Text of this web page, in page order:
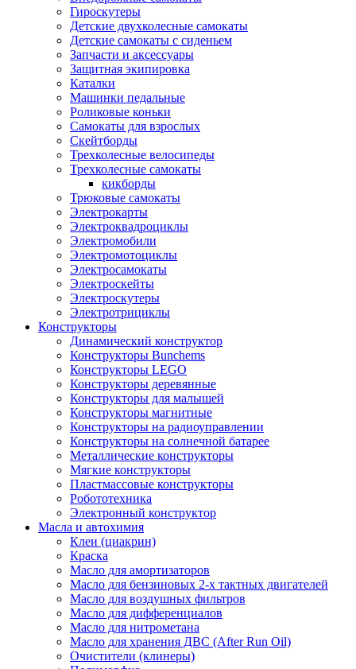
Гироскутеры
Детские двухколесные самокаты
Детские самокаты с сиденьем
Запчасти и аксессуары
Защитная экипировка
Каталки
Машинки педальные
Роликовые коньки
Самокаты для взрослых
Скейтборды
Трехколесные велосипеды
Трехколесные самокаты
кикборды
Трюковые самокаты
Электрокарты
Электроквадроциклы
Электромобили
Электромотоциклы
Электросамокаты
Электроскейты
Электроскутеры
Электротрициклы
Конструкторы
Динамический конструктор
Конструкторы Bunchems
Конструкторы LEGO
Конструкторы деревянные
Конструкторы для малышей
Конструкторы магнитные
Конструкторы на радиоуправлении
Конструкторы на солнечной батарее
Металлические конструкторы
Мягкие конструкторы
Пластмассовые конструкторы
Робототехника
Электронный конструктор
Масла и автохимия
Клеи (циакрин)
Краска
Масло для амортизаторов
Масло для бензиновых 2-х тактных двигателей
Масло для воздушных фильтров
Масло для дифференциалов
Масло для нитрометана
Масло для хранения ДВС (After Run Oil)
Очистители (клинеры)